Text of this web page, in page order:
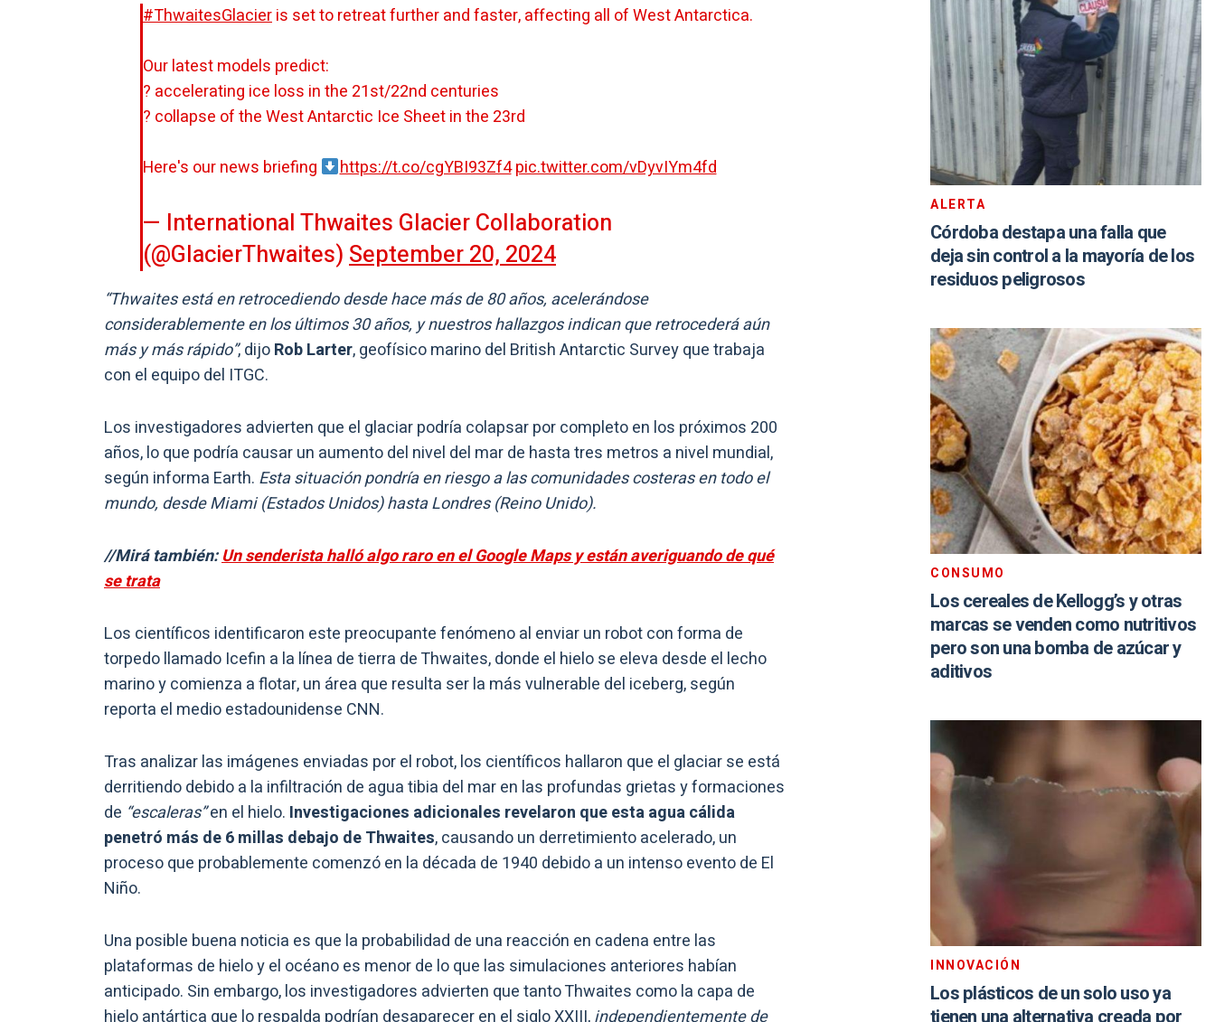
#ThwaitesGlacieris set to retreat further and faster, affecting all of West Antarctica.
Our latest models predict:
? accelerating ice loss in the 21st/22nd centuries
? collapse of the West Antarctic Ice Sheet in the 23rd
Here's our news briefing https://t.co/cgYBI93Zf4 pic.twitter.com/vDyvIYm4fd
— International Thwaites Glacier Collaboration
(@GlacierThwaites)September 20, 2024
“Thwaites está en retrocediendo desde hace más de 80 años, acelerándose
considerablemente en los últimos 30 años, y nuestros hallazgos indican que retrocederá aún
más y más rápido”, dijoRob Larter, geofísico marino del British Antarctic Survey que trabaja
con el equipo del ITGC.
Los investigadores advierten que el glaciar podría colapsar por completo en los próximos 200
años, lo que podría causar un aumento del nivel del mar de hasta tres metros a nivel mundial,
según informa Earth. Esta situación pondría en riesgo a las comunidades costeras en todo el
mundo, desde Miami (Estados Unidos) hasta Londres (Reino Unido).
//Mirá también:Un senderista halló algo raro en el Google Maps y están averiguando de qué
se trata
Los científicos identificaron este preocupante fenómeno al enviar un robot con forma de
torpedo llamado Icefin a la línea de tierra de Thwaites, donde el hielo se eleva desde el lecho
marino y comienza a flotar, un área que resulta ser la más vulnerable del iceberg, según
reporta el medio estadounidense CNN.
Tras analizar las imágenes enviadas por el robot, los científicos hallaron que el glaciar se está
derritiendo debido a la infiltración de agua tibia del mar en las profundas grietas y formaciones
de “escaleras”en el hielo. Investigaciones adicionales revelaron que esta agua cálida
penetró más de 6 millas debajo de Thwaites, causando un derretimiento acelerado, un
proceso que probablemente comenzó en la década de 1940 debido a un intenso evento de El
Niño.
Una posible buena noticia es que la probabilidad de una reacción en cadena entre las
plataformas de hielo y el océano es menor de lo que las simulaciones anteriores habían
anticipado. Sin embargo, los investigadores advierten que tanto Thwaites como la capa de
ALERTA
Córdoba destapa una falla que
deja sin control a la mayoría de los
residuos peligrosos
CONSUMO
Los cereales de Kellogg’s y otras
marcas se venden como nutritivos
pero son una bomba de azúcar y
aditivos
INNOVACIÓN
Los plásticos de un solo uso ya